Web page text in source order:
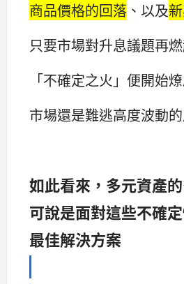
商品價格的回落 、以及
只要市場對升息議題再燃
「不確定之火」便開始
市場還是難逃高度波動
如此看來，多元資產
可說是面對這些不確
最佳解決方案